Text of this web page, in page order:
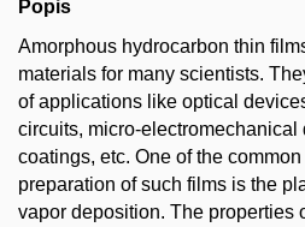
Popis
Amorphous hydrocarbon thin
materials for many scientists.
of applications like optical
circuits, micro-electromechanical
coatings, etc. One of the
preparation of such films is the
vapor deposition. The properties